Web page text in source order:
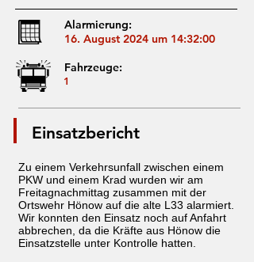
Alarmierung:
16. August 2024 um 14:32:00
Fahrzeuge:
1
Einsatzbericht
Zu einem Verkehrsunfall zwischen einem
PKW und einem Krad wurden wir am
Freitagnachmittag zusammen mit der
Ortswehr Hönow auf die alte L33 alarmiert.
Wir konnten den Einsatz noch auf Anfahrt
abbrechen, da die Kräfte aus Hönow die
Einsatzstelle unter Kontrolle hatten.